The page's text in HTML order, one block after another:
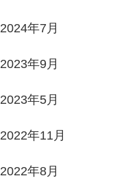
2024年7月
2023年9月
2023年5月
2022年11月
2022年8月